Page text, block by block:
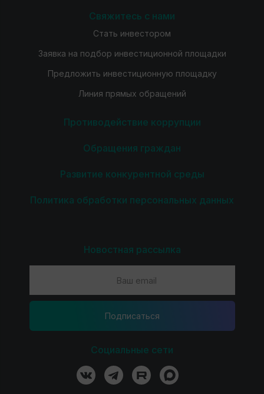
Свяжитесь с нами
Стать инвестором
Заявка на подбор инвестиционной площадки
Предложить инвестиционную площадку
Линия прямых обращений
Противодействие коррупции
Обращения граждан
Развитие конкурентной среды
Политика обработки персональных данных
Новостная рассылка
Подпиcаться
Социальные сети